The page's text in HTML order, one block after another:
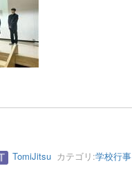
TomiJitsu カテゴリ:学校行事